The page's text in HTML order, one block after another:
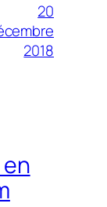
20
2018